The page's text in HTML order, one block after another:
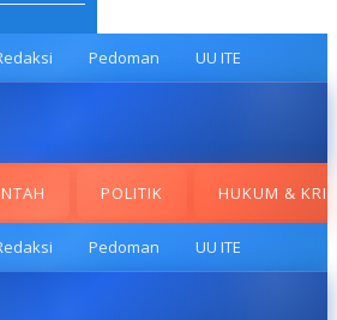
Pedoman UU ITE
POLITIK HUKUM &
Pedoman UU ITE